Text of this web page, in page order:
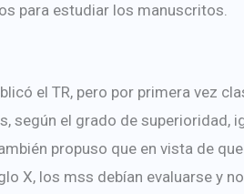
para estudiar los manuscritos.
el TR, pero por primera vez
según el grado de superioridad,
propuso que en vista de
X, los mss debían evaluarse y